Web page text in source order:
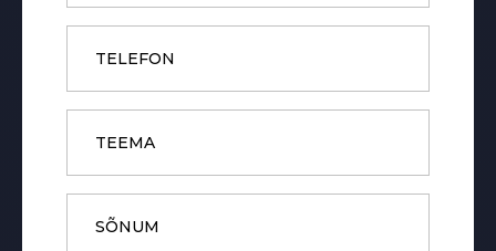
Phone
Subject
Message